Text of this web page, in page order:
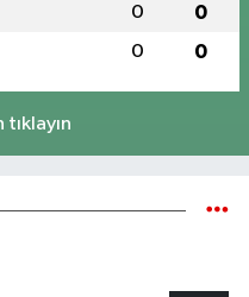
0 0
0 0